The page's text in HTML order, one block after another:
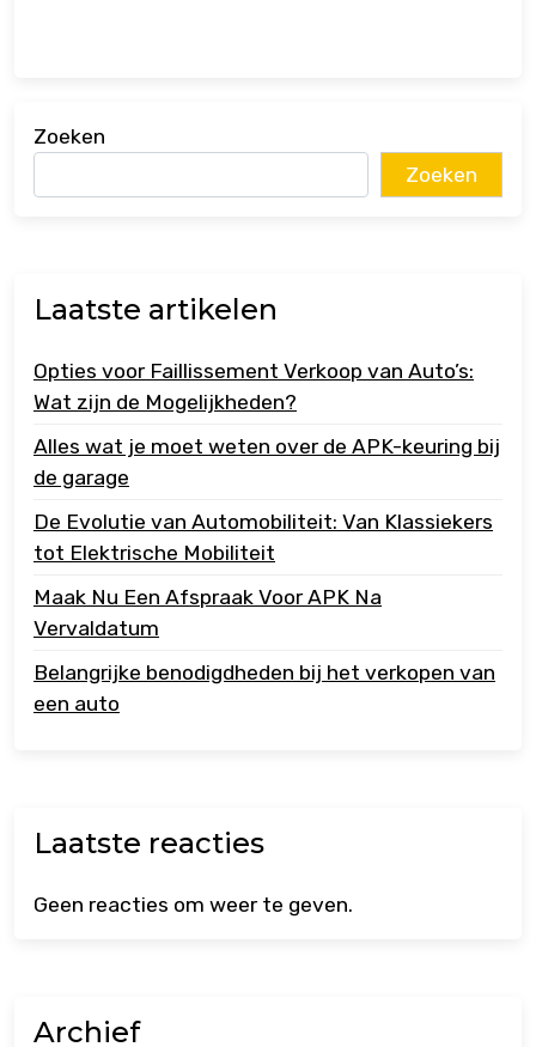
Zoeken
Zoeken
Laatste artikelen
Opties voor Faillissement Verkoop van Auto’s:
Wat zijn de Mogelijkheden?
Alles wat je moet weten over de APK-keuring bij
de garage
De Evolutie van Automobiliteit: Van Klassiekers
tot Elektrische Mobiliteit
Maak Nu Een Afspraak Voor APK Na
Vervaldatum
Belangrijke benodigdheden bij het verkopen van
een auto
Laatste reacties
Geen reacties om weer te geven.
Archief